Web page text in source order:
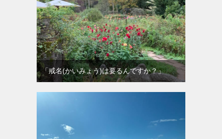
「戒名(かいみょう)は要るんですか？」